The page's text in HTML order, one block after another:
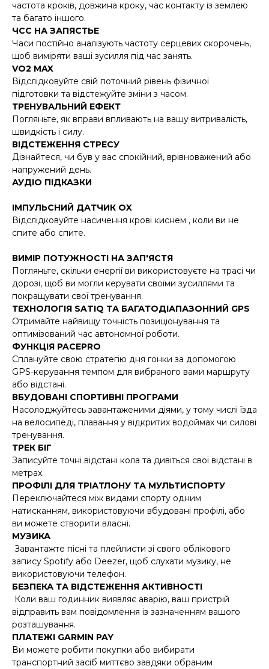
частота кроків, довжина кроку, час контакту із землею
та багато іншого.
ЧСС НА ЗАПЯСТЬЕ
Часи постійно аналізують частоту серцевих скорочень,
щоб виміряти ваші зусилля під час занять.
VO2 MAX
Відслідковуйте свій поточний рівень фізичної
підготовки та відстежуйте зміни з часом.
ТРЕНУВАЛЬНИЙ ЕФЕКТ
Погляньте, як вправи впливають на вашу витривалість,
швидкість і силу.
ВІДСТЕЖЕННЯ СТРЕСУ
Дізнайтеся, чи був у вас спокійний, врівноважений або
напружений день.
АУДІО ПІДКАЗКИ
ІМПУЛЬСНИЙ ДАТЧИК OX
Відслідковуйте насичення крові киснем , коли ви не
спите або спите.
ВИМІР ПОТУЖНОСТІ НА ЗАП'ЯСТЯ
Погляньте, скільки енергії ви використовуєте на трасі чи
дорозі, щоб ви могли керувати своїми зусиллями та
покращувати свої тренування.
ТЕХНОЛОГІЯ SATIQ ТА БАГАТОДІАПАЗОННИЙ GPS
Отримайте найвищу точність позиціонування та
оптимізований час автономної роботи.
ФУНКЦІЯ PACEPRO
Сплануйте свою стратегію дня гонки за допомогою
GPS-керування темпом для вибраного вами маршруту
або відстані.
ВБУДОВАНІ СПОРТИВНІ ПРОГРАМИ
Насолоджуйтесь завантаженими діями, у тому числі їзда
на велосипеді, плавання у відкритих водоймах чи силові
тренування.
ТРЕК БІГ
Записуйте точні відстані кола та дивіться свої відстані в
метрах.
ПРОФІЛІ ДЛЯ ТРІАТЛОНУ ТА МУЛЬТИСПОРТУ
Переключайтеся між видами спорту одним
натисканням, використовуючи вбудовані профілі, або
ви можете створити власні.
МУЗИКА
Завантажте пісні та плейлисти зі свого облікового
запису Spotify або Deezer, щоб слухати музику, не
використовуючи телефон.
БЕЗПЕКА ТА ВІДСТЕЖЕННЯ АКТИВНОСТІ
Коли ваш годинник виявляє аварію, ваш пристрій
відправить вам повідомлення із зазначенням вашого
розташування.
ПЛАТЕЖІ GARMIN PAY
Ви можете робити покупки або вибирати
транспортний засіб миттєво завдяки обраним